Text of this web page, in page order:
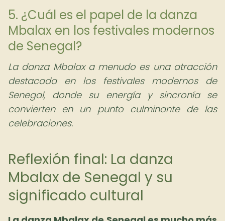
5. ¿Cuál es el papel de la danza
Mbalax en los festivales modernos
de Senegal?
La danza Mbalax a menudo es una atracción
destacada en los festivales modernos de
Senegal, donde su energía y sincronía se
convierten en un punto culminante de las
celebraciones.
Reflexión final: La danza
Mbalax de Senegal y su
significado cultural